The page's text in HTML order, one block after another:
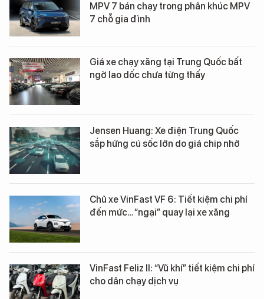
MPV 7 bán chạy trong phân khúc MPV
7 chỗ gia đình
Giá xe chạy xăng tại Trung Quốc bất
ngờ lao dốc chưa từng thấy
Jensen Huang: Xe điện Trung Quốc
sắp hứng cú sốc lớn do giá chip nhớ
Chủ xe VinFast VF 6: Tiết kiệm chi phí
đến mức… “ngại” quay lại xe xăng
VinFast Feliz II: “Vũ khí” tiết kiệm chi phí
cho dân chạy dịch vụ